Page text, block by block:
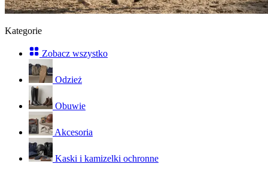
Kategorie
Zobacz wszystko
Odzież
Obuwie
Akcesoria
Kaski i kamizelki ochronne